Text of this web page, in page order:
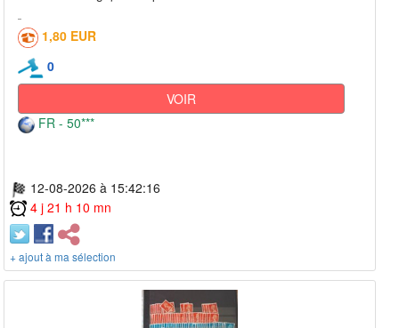
1,80 EUR
0
VOIR
FR - 50***
12-08-2026 à 15:42:16
4 j 21 h 10 mn
+ ajout à ma sélection